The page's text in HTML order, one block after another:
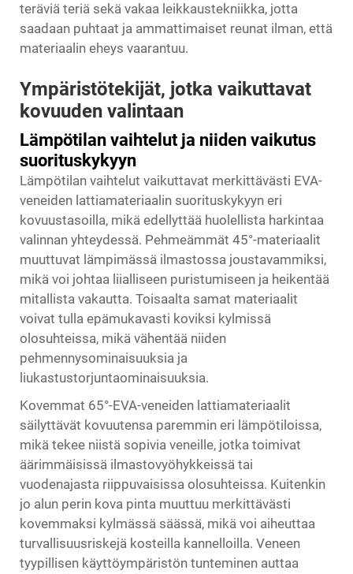
teräviä teriä sekä vakaa leikkaustekniikka, jotta
saadaan puhtaat ja ammattimaiset reunat ilman, että
materiaalin eheys vaarantuu.
Ympäristötekijät, jotka vaikuttavat
kovuuden valintaan
Lämpötilan vaihtelut ja niiden vaikutus
suorituskykyyn
Lämpötilan vaihtelut vaikuttavat merkittävästi EVA-
veneiden lattiamateriaalin suorituskykyyn eri
kovuustasoilla, mikä edellyttää huolellista harkintaa
valinnan yhteydessä. Pehmeämmät 45°-materiaalit
muuttuvat lämpimässä ilmastossa joustavammiksi,
mikä voi johtaa liialliseen puristumiseen ja heikentää
mitallista vakautta. Toisaalta samat materiaalit
voivat tulla epämukavasti koviksi kylmissä
olosuhteissa, mikä vähentää niiden
pehmennysominaisuuksia ja
liukastustorjuntaominaisuuksia.
Kovemmat 65°-EVA-veneiden lattiamateriaalit
säilyttävät kovuutensa paremmin eri lämpötiloissa,
mikä tekee niistä sopivia veneille, jotka toimivat
äärimmäisissä ilmastovyöhykkeissä tai
vuodenajasta riippuvaisissa olosuhteissa. Kuitenkin
jo alun perin kova pinta muuttuu merkittävästi
kovemmaksi kylmässä säässä, mikä voi aiheuttaa
turvallisuusriskejä kosteilla kannelloilla. Veneen
tyypillisen käyttöympäristön tunteminen auttaa